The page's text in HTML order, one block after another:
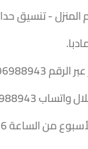
- تنسيق
الرقم
واتساب